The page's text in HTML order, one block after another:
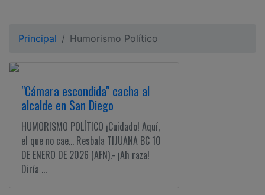
Principal Humorismo Político
"Cámara escondida" cacha al
alcalde en San Diego
HUMORISMO POLÍTICO ¡Cuidado! Aquí,
el que no cae... Resbala TIJUANA BC 10
DE ENERO DE 2026 (AFN).- ¡Ah raza!
Diría ...